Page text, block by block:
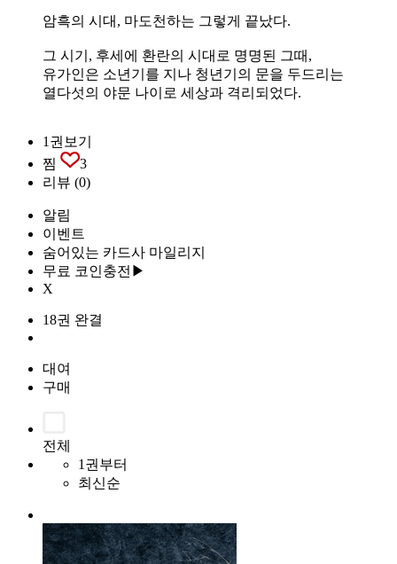
암흑의 시대, 마도천하는 그렇게 끝났다.
그 시기, 후세에 환란의 시대로 명명된 그때,
유가인은 소년기를 지나 청년기의 문을 두드리는
열다섯의 야문 나이로 세상과 격리되었다.
1권보기
찜
3
리뷰 (0)
알림
이벤트
숨어있는 카드사 마일리지
무료 코인충전▶
X
18권 완결
대여
구매
전체
1권부터
최신순